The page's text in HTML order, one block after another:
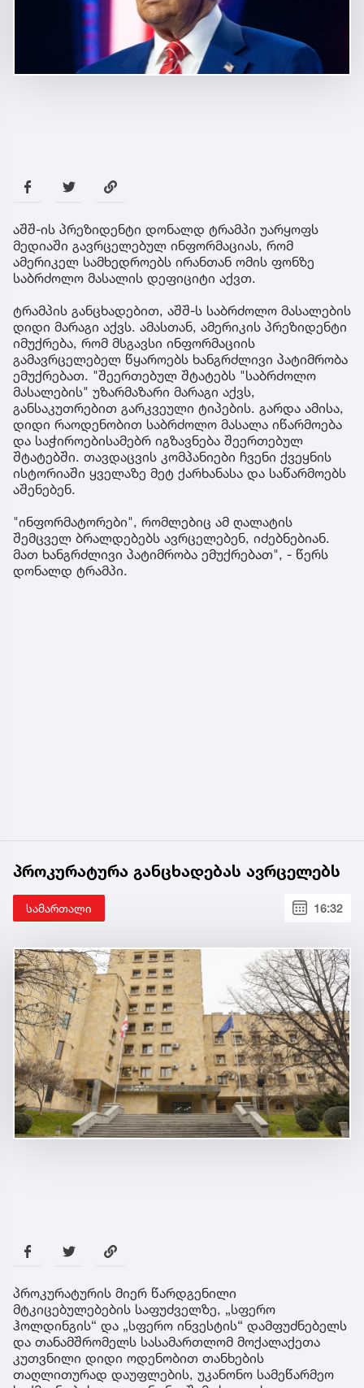
აშშ-ის პრეზიდენტი დონალდ ტრამპი უარყოფს
მედიაში გავრცელებულ ინფორმაციას, რომ
ამერიკელ სამხედროებს ირანთან ომის ფონზე
საბრძოლო მასალის დეფიციტი აქვთ.
ტრამპის განცხადებით, აშშ-ს საბრძოლო მასალების
დიდი მარაგი აქვს. ამასთან, ამერიკის პრეზიდენტი
იმუქრება, რომ მსგავსი ინფორმაციის
გამავრცელებელ წყაროებს ხანგრძლივი პატიმრობა
ემუქრებათ. "შეერთებულ შტატებს "საბრძოლო
მასალების" უზარმაზარი მარაგი აქვს,
განსაკუთრებით გარკვეული ტიპების. გარდა ამისა,
დიდი რაოდენობით საბრძოლო მასალა იწარმოება
და საჭიროებისამებრ იგზავნება შეერთებულ
შტატებში. თავდაცვის კომპანიები ჩვენი ქვეყნის
ისტორიაში ყველაზე მეტ ქარხანასა და საწარმოებს
აშენებენ.
"ინფორმატორები", რომლებიც ამ ღალატის
შემცველ ბრალდებებს ავრცელებენ, იძებნებიან.
მათ ხანგრძლივი პატიმრობა ემუქრებათ", - წერს
დონალდ ტრამპი.
პროკურატურა განცხადებას ავრცელებს
სამართალი 16:32
პროკურატურის მიერ წარდგენილი
მტკიცებულებების საფუძველზე, „სფერო
ჰოლდინგის“ და „სფერო ინვესტის“ დამფუძნებელს
და თანამშრომელს სასამართლომ მოქალაქეთა
კუთვნილი დიდი ოდენობით თანხების
თაღლითურად დაუფლების, უკანონო სამეწარმეო